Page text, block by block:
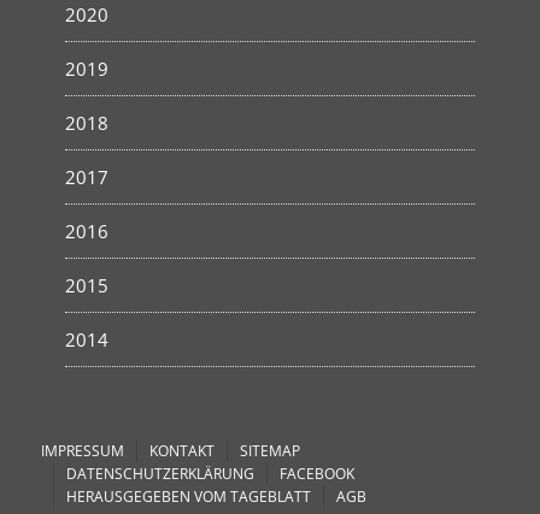
2020
2019
2018
2017
2016
2015
2014
IMPRESSUM KONTAKT
SITEMAP
DATENSCHUTZERKLÄRUNG
FACEBOOK
HERAUSGEGEBEN VOM TAGEBLATT
AGB